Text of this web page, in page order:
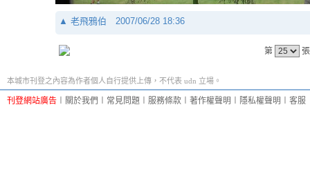
▲ 老飛鴉伯 2007/06/28 18:36
第
本城市刊登之內容為作者個人自行提供上傳，不代表 udn 立場。
刊登網站廣告 關於我們 常見問題 服務條款 著作權聲明 隱私權聲明 客服